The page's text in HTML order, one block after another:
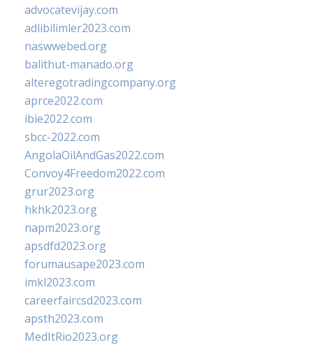
advocatevijay.com
adlibilimler2023.com
naswwebed.org
balithut-manado.org
alteregotradingcompany.org
aprce2022.com
ibie2022.com
sbcc-2022.com
AngolaOilAndGas2022.com
Convoy4Freedom2022.com
grur2023.org
hkhk2023.org
napm2023.org
apsdfd2023.org
forumausape2023.com
imkl2023.com
careerfaircsd2023.com
apsth2023.com
MedItRio2023.org